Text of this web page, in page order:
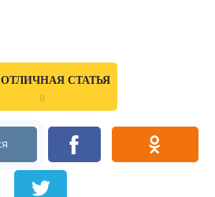
ОТЛИЧНАЯ СТАТЬЯ
0